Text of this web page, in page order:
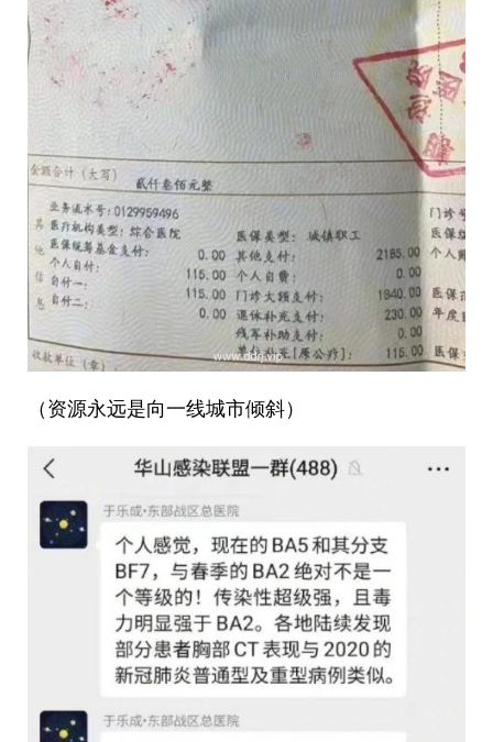
（资源永远是向一线城市倾斜）